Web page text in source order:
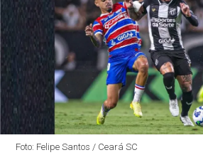
Foto: Felipe Santos / Ceará SC